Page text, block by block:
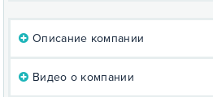
Описание компании
Видео о компании